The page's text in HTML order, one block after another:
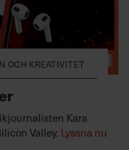
och kreativitet
Kara
Valley. Lyssna nu